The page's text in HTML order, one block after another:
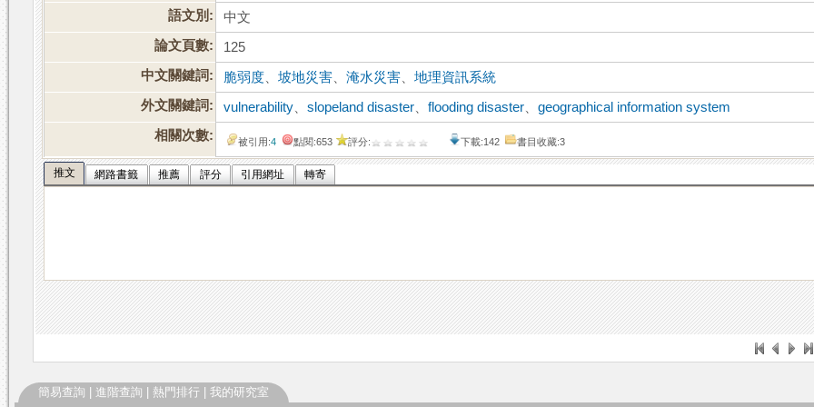
語文別:
中文
論文頁數:
125
中文關鍵詞:
脆弱度 、坡地災害 、淹水災害 、地理資訊系統
外文關鍵詞:
vulnerability 、slopeland disaster 、flooding disaster 、geographical information system
相關次數:
被引用:4 點閱:653 評分: 下載:142 書目收藏:3
推文 網路書籤 推薦 評分 引用網址 轉寄
簡易查詢 進階查詢 熱門排行 我的研究室